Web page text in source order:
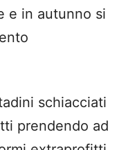
e in autunno si
schiacciati
prendendo ad